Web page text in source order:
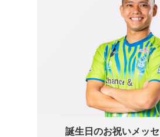
誕生日のお祝いメッ